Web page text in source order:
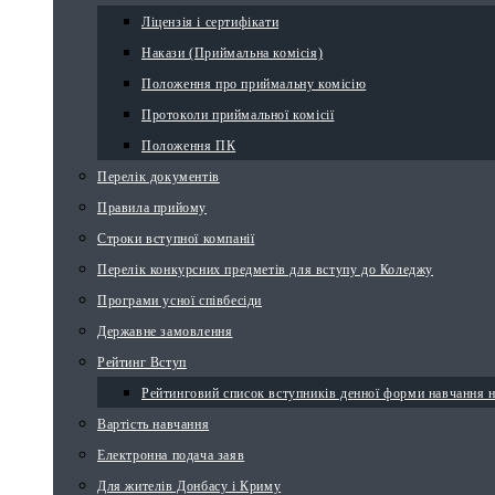
Ліцензія і сертифікати
Накази (Приймальна комісія)
Положення про приймальну комісію
Протоколи приймальної комісії
Положення ПК
Перелік документів
Правила прийому
Строки вступної компанії
Перелік конкурсних предметів для вступу до Коледжу
Програми усної співбесіди
Державне замовлення
Рейтинг Вступ
Рейтинговий список вступників денної форми навчання
Вартість навчання
Електронна подача заяв
Для жителів Донбасу і Криму